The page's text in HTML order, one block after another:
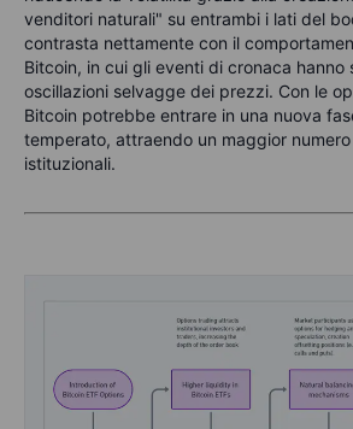
venditori naturali" su entrambi i lati del
contrasta nettamente con il
Bitcoin, in cui gli eventi di cronaca hanno
oscillazioni selvagge dei prezzi. Con le
Bitcoin potrebbe entrare in una nuova
temperato, attraendo un maggior
istituzionali.